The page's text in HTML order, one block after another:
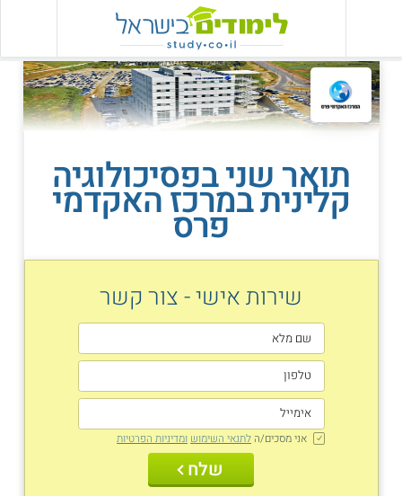
תואר שני בפסיכולוגיה
קלינית במרכז האקדמי
פרס
שירות אישי - צור קשר
אני מסכים/ה לתנאי השימוש ומדיניות הפרטיות
שלח